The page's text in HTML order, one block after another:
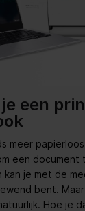
een
meer
een
kan je met de
bent.
Hoe je